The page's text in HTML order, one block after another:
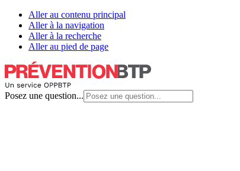
Aller au contenu principal
Aller à la navigation
Aller à la recherche
Aller au pied de page
Posez une question...